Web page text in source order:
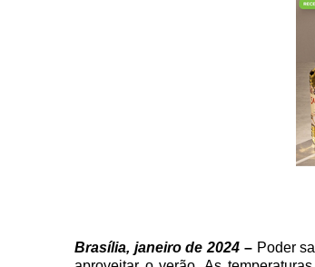
Brasília, janeiro de 2024 – Poder